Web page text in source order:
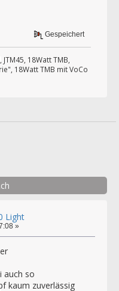
Gespeichert
18Watt TMB,
18Watt TMB mit VoCo
Light
»
auch so
kaum zuverlässig